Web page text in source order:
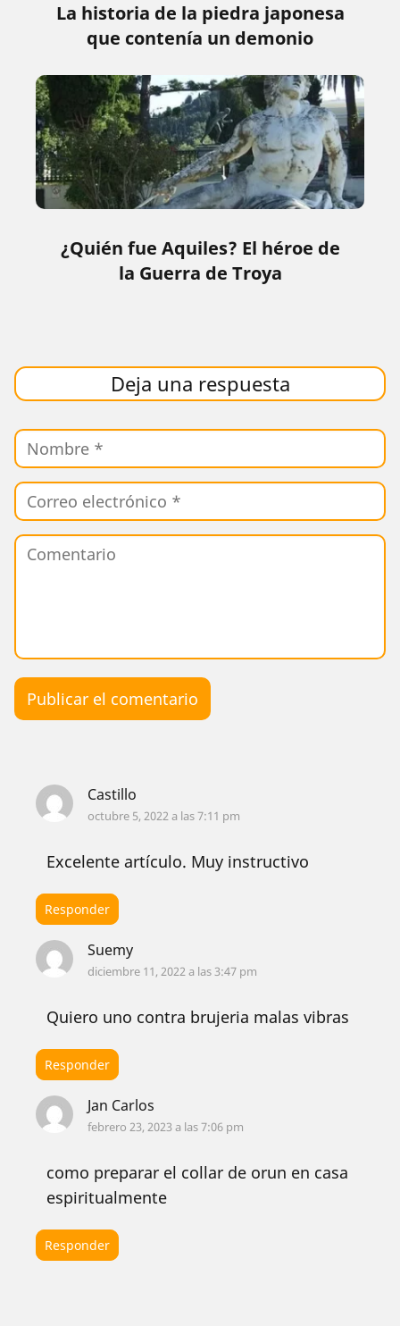
La historia de la piedra japonesa
que contenía un demonio
¿Quién fue Aquiles? El héroe de
la Guerra de Troya
Castillo
octubre 5, 2022 a las 7:11 pm
Excelente artículo. Muy instructivo
Responder
Suemy
diciembre 11, 2022 a las 3:47 pm
Quiero uno contra brujeria malas vibras
Responder
Jan Carlos
febrero 23, 2023 a las 7:06 pm
como preparar el collar de orun en casa
espiritualmente
Responder
Deja una respuesta